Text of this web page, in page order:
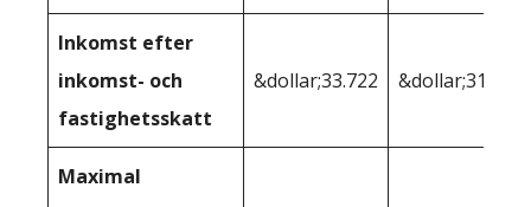
Inkomst efter
inkomst- och
fastighetsskatt
&dollar;33.722 &dollar;31.386
Maximal